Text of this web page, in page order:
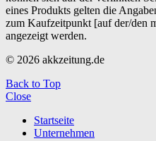
eines Produkts gelten die
zum Kaufzeitpunkt [auf der/den
angezeigt werden.
© 2026 akkzeitung.de
Back to Top
Close
Startseite
Unternehmen